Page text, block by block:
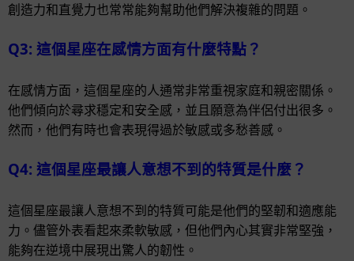
創造力和直覺力也常常能夠幫助他們解決複雜的問題。
Q3: 這個星座在感情方面有什麼特點？
在感情方面，這個星座的人通常非常重視家庭和親密關係。
他們傾向於尋求穩定和安全感，並且願意為伴侶付出很多。
然而，他們有時也會表現得過於敏感或多愁善感。
Q4: 這個星座最讓人意想不到的特質是什麼？
這個星座最讓人意想不到的特質可能是他們的堅韌和適應能
力。儘管外表看起來柔軟敏感，但他們內心其實非常堅強，
能夠在逆境中展現出驚人的韌性。